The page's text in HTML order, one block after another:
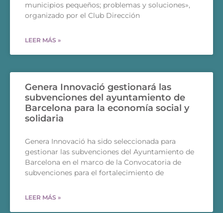
municipios pequeños; problemas y soluciones»,
organizado por el Club Dirección
LEER MÁS »
Genera Innovació gestionará las
subvenciones del ayuntamiento de
Barcelona para la economía social y
solidaria
Genera Innovació ha sido seleccionada para
gestionar las subvenciones del Ayuntamiento de
Barcelona en el marco de la Convocatoria de
subvenciones para el fortalecimiento de
LEER MÁS »